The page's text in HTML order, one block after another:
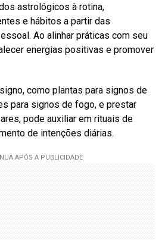
astrológicos à rotina,
e hábitos a partir das
Ao alinhar práticas com seu
energias positivas e promover
como plantas para signos de
para signos de fogo, e prestar
pode auxiliar em rituais de
de intenções diárias.